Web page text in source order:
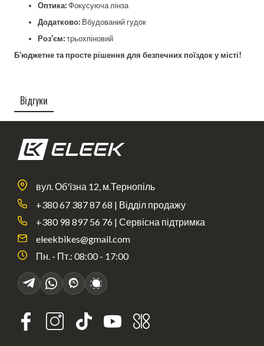
Оптика:Фокусуюча лінза
Додатково: Вбудований гудок
Роз'єм:трьохпіновий
Б'юджетне та просте рішення для безпечних поїздок у місті!
Відгуки
вул. Об'їзна 12, м.Тернопіль
+380 67 387 87 68 | Відділ продажу
+380 98 897 56 76 | Сервісна підтримка
eleekbikes@gmail.com
Пн. - Пт.: 08:00 - 17:00